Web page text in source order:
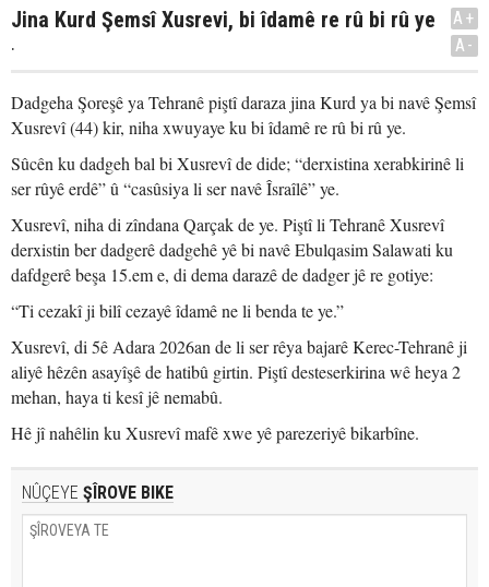
Jina Kurd Şemsî Xusrevi, bi îdamê re rû bi rû ye
.
A+
A-
Dadgeha Şoreşê ya Tehranê piştî daraza jina Kurd ya bi navê Şemsî
Xusrevî (44) kir, niha xwuyaye ku bi îdamê re rû bi rû ye.
Sûcên ku dadgeh bal bi Xusrevî de dide; “derxistina xerabkirinê li
ser rûyê erdê” û “casûsiya li ser navê Îsraîlê” ye.
Xusrevî, niha di zîndana Qarçak de ye. Piştî li Tehranê Xusrevî
derxistin ber dadgerê dadgehê yê bi navê Ebulqasim Salawati ku
dafdgerê beşa 15.em e, di dema darazê de dadger jê re gotiye:
“Ti cezakî ji bilî cezayê îdamê ne li benda te ye.”
Xusrevî, di 5ê Adara 2026an de li ser rêya bajarê Kerec-Tehranê ji
aliyê hêzên asayîşê de hatibû girtin. Piştî desteserkirina wê heya 2
mehan, haya ti kesî jê nemabû.
Hê jî nahêlin ku Xusrevî mafê xwe yê parezeriyê bikarbîne.
NÛÇEYE ŞÎROVE BIKE